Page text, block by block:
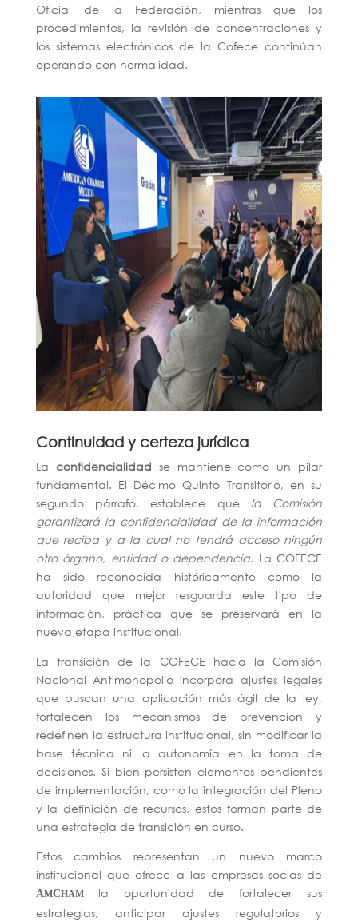
Oficial de la Federación, mientras que los
procedimientos, la revisión de concentraciones y
los sistemas electrónicos de la Cofece continúan
operando con normalidad.
Continuidad y certeza jurídica
La confidencialidad se mantiene como un pilar
fundamental. El Décimo Quinto Transitorio, en su
segundo párrafo, establece que la Comisión
garantizará la confidencialidad de la información
que reciba y a la cual no tendrá acceso ningún
otro órgano, entidad o dependencia. La COFECE
ha sido reconocida históricamente como la
autoridad que mejor resguarda este tipo de
información, práctica que se preservará en la
nueva etapa institucional.
La transición de la COFECE hacia la Comisión
Nacional Antimonopolio incorpora ajustes legales
que buscan una aplicación más ágil de la ley,
fortalecen los mecanismos de prevención y
redefinen la estructura institucional, sin modificar la
base técnica ni la autonomía en la toma de
decisiones. Si bien persisten elementos pendientes
de implementación, como la integración del Pleno
y la definición de recursos, estos forman parte de
una estrategia de transición en curso.
Estos cambios representan un nuevo marco
institucional que ofrece a las empresas socias de
AMCHAM la oportunidad de fortalecer sus
estrategias, anticipar ajustes regulatorios y